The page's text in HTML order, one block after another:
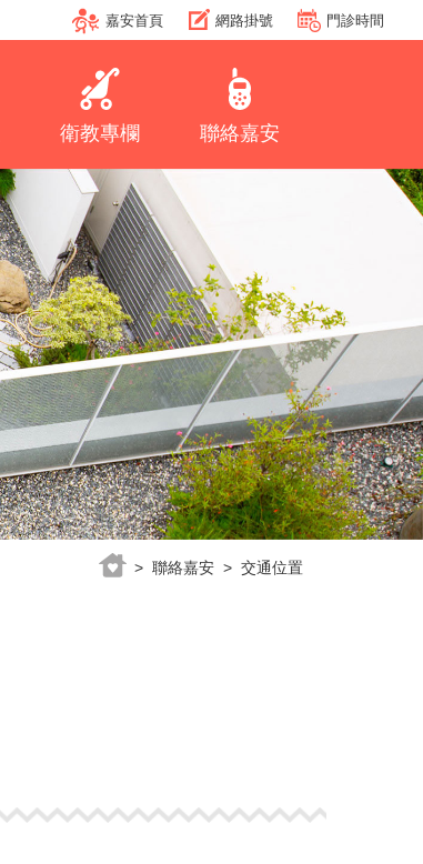
門診時間
網路掛號
嘉安首頁
衛教專欄 聯絡嘉安
> 聯絡嘉安 > 交通位置